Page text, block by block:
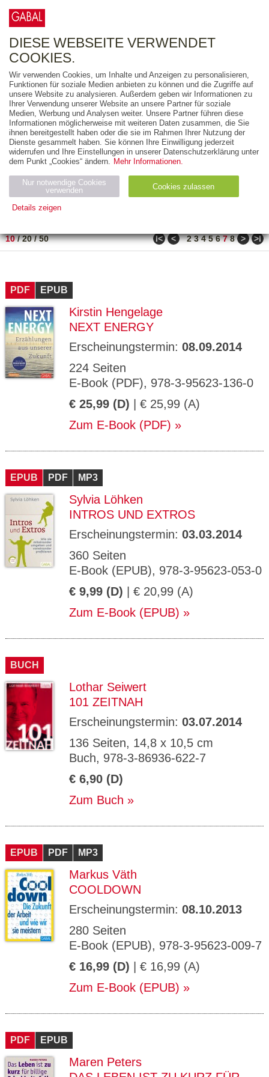
FREITEXT
AUSGABEART
AUS DER REIHE
ZUM THEMA
Neuerscheinung
Bestseller
PREIS
10/20/50 ǀ< < 2 3 4 5 6 7 8 > >ǀ
PDF EPUB
Kirstin Hengelage
NEXT ENERGY
Erscheinungstermin: 08.09.2014
224 Seiten
E-Book (PDF), 978-3-95623-136-0
€ 25,99 (D) | € 25,99 (A)
Zum E-Book (PDF)
EPUB PDF MP3
Sylvia Löhken
INTROS UND EXTROS
Erscheinungstermin: 03.03.2014
360 Seiten
E-Book (EPUB), 978-3-95623-053-0
€ 9,99 (D) | € 20,99 (A)
Zum E-Book (EPUB)
BUCH
Lothar Seiwert
101 ZEITNAH
Erscheinungstermin: 03.07.2014
136 Seiten, 14,8 x 10,5 cm
Buch, 978-3-86936-622-7
€ 6,90 (D)
Zum Buch
EPUB PDF MP3
Markus Väth
COOLDOWN
Erscheinungstermin: 08.10.2013
280 Seiten
E-Book (EPUB), 978-3-95623-009-7
€ 16,99 (D) | € 16,99 (A)
Zum E-Book (EPUB)
PDF EPUB
Maren Peters
DIESE WEBSEITE VERWENDET
COOKIES.
Wir verwenden Cookies, um Inhalte und Anzeigen zu personalisieren,
Funktionen für soziale Medien anbieten zu können und die Zugriffe auf
unsere Website zu analysieren. Außerdem geben wir Informationen zu
Ihrer Verwendung unserer Website an unsere Partner für soziale
Medien, Werbung und Analysen weiter. Unsere Partner führen diese
Informationen möglicherweise mit weiteren Daten zusammen, die Sie
ihnen bereitgestellt haben oder die sie im Rahmen Ihrer Nutzung der
Dienste gesammelt haben. Sie können Ihre Einwilligung jederzeit
widerrufen und Ihre Einstellungen in unserer Datenschutzerklärung unter
dem Punkt „Cookies“ ändern. Mehr Informationen.
Nur notwendige Cookies
verwenden
Cookies zulassen
Details zeigen
Name Zweck
Ty
ESSION
_ID
verlag.
de
GV_CO
OKIES
gabal-
verlag.
de
Speichert den Zustimmungsstatus des
Benutzers für Cookies auf der aktuellen
Domäne.